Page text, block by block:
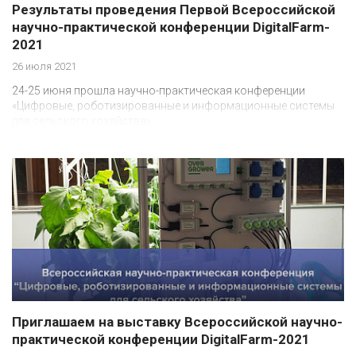
Результаты проведения Первой Всероссийской
научно-практической конференции DigitalFarm-
2021
26 июля 2021
24-25 июня прошла научно-практическая конференции
«Цифровые, роботизированные и информационные системы
Приглашаем на выставку Всероссийской научно-
практической конференции DigitalFarm-2021